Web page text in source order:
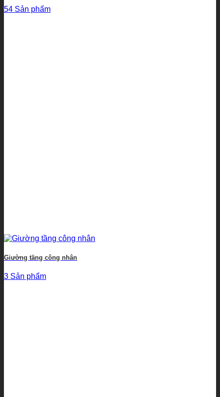
54 Sản phẩm
Giường tầng công nhân
3 Sản phẩm